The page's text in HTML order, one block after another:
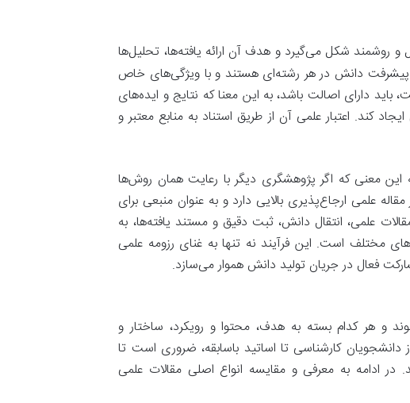
روشمند شکل می‌گیرد و هدف آن ارائه یافته‌ها، تحلیل‌ها
دانش در هر رشته‌ای هستند و با ویژگی‌های خاص
باید دارای اصالت باشد، به این معنا که نتایج و ایده‌های
کند. اعتبار علمی آن از طریق استناد به منابع معتبر و
این معنی که اگر پژوهشگری دیگر با رعایت همان روش‌ها
علمی ارجاع‌پذیری بالایی دارد و به عنوان منبعی برای
علمی، انتقال دانش، ثبت دقیق و مستند یافته‌ها، به
مختلف است. این فرآیند نه تنها به غنای رزومه علمی
فعال در جریان تولید دانش هموار می‌سازد.
و هر کدام بسته به هدف، محتوا و رویکرد، ساختار و
دانشجویان کارشناسی تا اساتید باسابقه، ضروری است تا
در ادامه به معرفی و مقایسه انواع اصلی مقالات علمی